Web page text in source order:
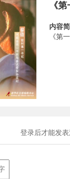
《
内容
《第
登录后才能发